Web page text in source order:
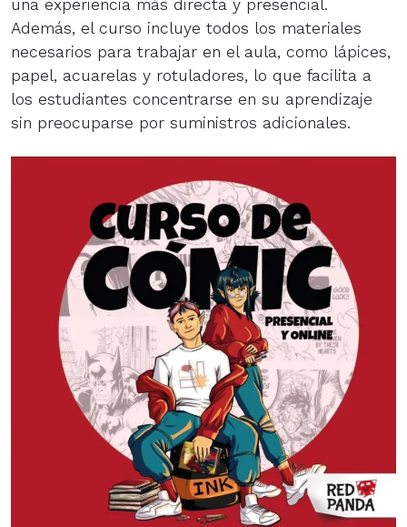
una experiencia más directa y presencial.
Además, el curso incluye todos los materiales
necesarios para trabajar en el aula, como lápices,
papel, acuarelas y rotuladores, lo que facilita a
los estudiantes concentrarse en su aprendizaje
sin preocuparse por suministros adicionales.